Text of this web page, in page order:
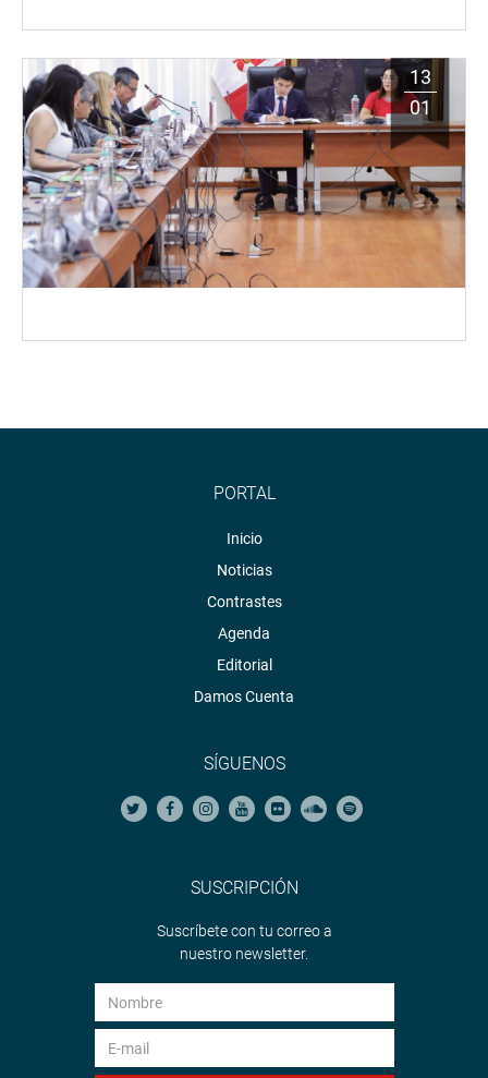
13
01
PORTAL
Inicio
Noticias
Contrastes
Agenda
Editorial
Damos Cuenta
SÍGUENOS
SUSCRIPCIÓN
Suscríbete con tu correo a
nuestro newsletter.